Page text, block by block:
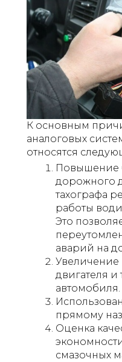
К основным
аналоговых
относятся
Повышение
дорожного
тахографа
работы
Это
аварий на
Увеличение
двигателя
автомобиля.
прямому
Оценка
смазочных